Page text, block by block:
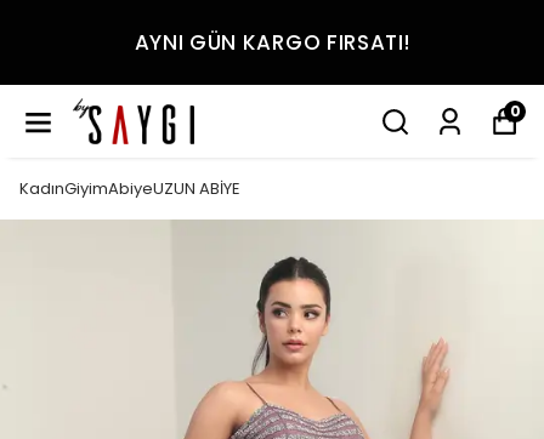
AYNI GÜN KARGO FIRSATI!
0
KadınGiyimAbiyeUZUN ABİYE